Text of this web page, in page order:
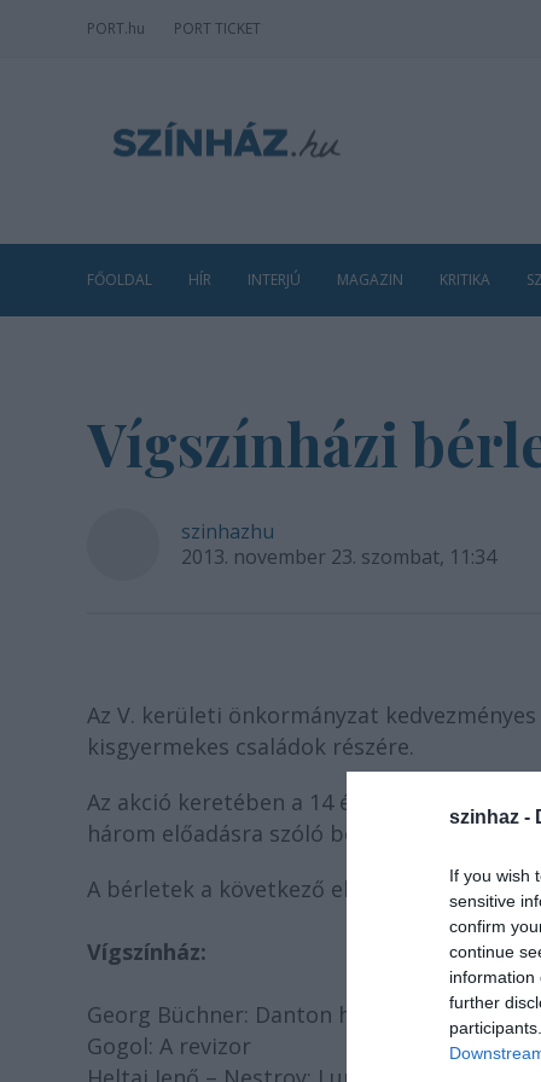
szinhaz -
If you wish
sensitive
confirm
continue
information
further
PORT.hu PORT TICKET
FŐOLDAL HÍR INTERJÚ MAGAZIN KRITIKA
Vígszínházi
szinhazhu
2013. november 23. szombat, 11:34
Az V. kerületi önkormányzat
kisgyermekes családok részére.
Az akció keretében a 14 éven aluli
három előadásra szóló bérletet
A bérletek a következő előadásokra
Vígszínház:
Georg Büchner: Danton halála
Gogol: A revizor